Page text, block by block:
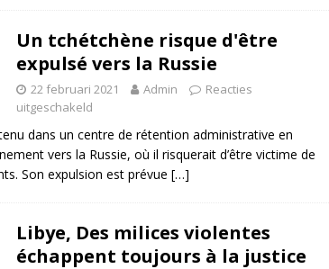
Un tchétchène risque d'être
expulsé vers la Russie
22 februari 2021 Admin
Reacties
uitgeschakeld
dans un centre de rétention administrative en
vers la Russie, où il risquerait d’être victime de
Son expulsion est prévue […]
Libye, Des milices violentes
échappent toujours à la justice